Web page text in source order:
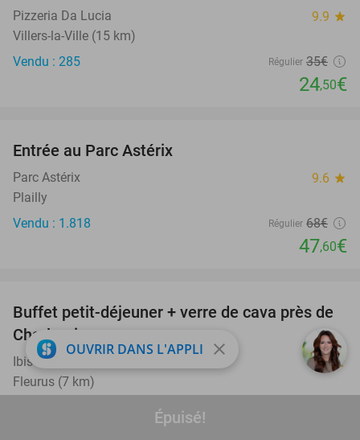
Épuisé!
Pizzeria Da Lucia 9.9 star
Villers-la-Ville (15 km)
Vendu : 285
Régulier 35€
24,50€
Entrée au Parc Astérix
Parc Astérix 9.6 star
Plailly
Vendu : 1.818
Régulier 68€
47,60€
35%
Buffet petit-déjeuner + verre de cava près de
Charleroi
Ibis Charleroi Airport Brussels South 8.7star
Fleurus (7 km)
OUVRIR DANS L'APPLI close